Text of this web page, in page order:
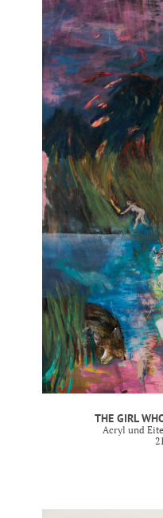
THE GIRL
Acryl und